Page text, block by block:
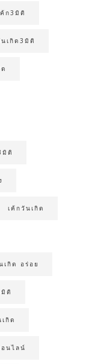
ก3มิติ
เกิด3มิติ
มิติ
เค้กวันเกิด
เกิด อร่อย
ติ
กิด
อนไลน์